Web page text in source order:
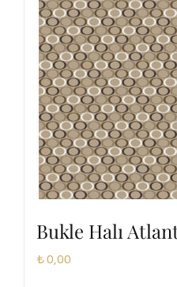
Bukle Halı
₺0,00